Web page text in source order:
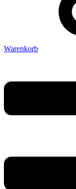
Warenkorb